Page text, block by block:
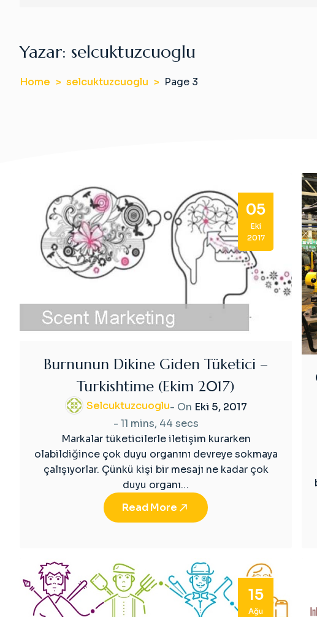
Yazar: selcuktuzcuoglu
Home selcuktuzcuoglu Page 3
05
Eki
2017
Burnunun Dikine Giden Tüketici –
Turkishtime (Ekim 2017)
Selcuktuzcuoglu- On Eki 5, 2017
- 11 mins, 44 secs
Markalar tüketicilerle iletişim kurarken
olabildiğince çok duyu organını devreye sokmaya
çalışıyorlar. Çünkü kişi bir mesajı ne kadar çok
duyu organı…
Read More
15
Ağu